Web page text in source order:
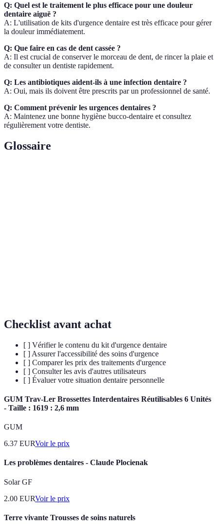
Q: Quel est le traitement le plus efficace pour une douleur
dentaire aiguë ?
A: L'utilisation de kits d'urgence dentaire est très efficace pour gérer
la douleur immédiatement.
Q: Que faire en cas de dent cassée ?
A: Il est crucial de conserver le morceau de dent, de rincer la plaie et
de consulter un dentiste rapidement.
Q: Les antibiotiques aident-ils à une infection dentaire ?
A: Oui, mais ils doivent être prescrits par un professionnel de santé.
Q: Comment prévenir les urgences dentaires ?
A: Maintenez une bonne hygiène bucco-dentaire et consultez
régulièrement votre dentiste.
Glossaire
Checklist avant achat
[ ] Vérifier le contenu du kit d'urgence dentaire
[ ] Assurer l'accessibilité des soins d'urgence
[ ] Comparer les prix des traitements d'urgence
[ ] Consulter les avis d'autres utilisateurs
[ ] Évaluer votre situation dentaire personnelle
GUM Trav-Ler Brossettes Interdentaires Réutilisables 6 Unités
- Taille : 1619 : 2,6 mm
GUM
6.37 EURVoir le prix
Les problèmes dentaires - Claude Plocienak
Solar GF
2.00 EURVoir le prix
Terre vivante Trousses de soins naturels